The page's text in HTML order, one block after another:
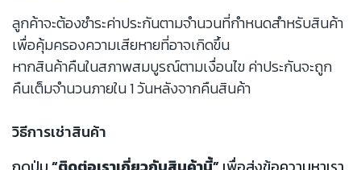
ลูกค้าจะต้องชำระค่าประกันตามจำนวนที่กำหนดสำหรับสินค้า
เพื่อคุ้มครองความเสียหายที่อาจเกิดขึ้น
หากสินค้าคืนในสภาพสมบูรณ์ตามเงื่อนไข ค่าประกันจะถูก
คืนเต็มจำนวนภายใน 1 วันหลังจากคืนสินค้า
วิธีการเช่าสินค้า